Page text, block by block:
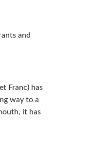
and
Franc) has
way to a
it has